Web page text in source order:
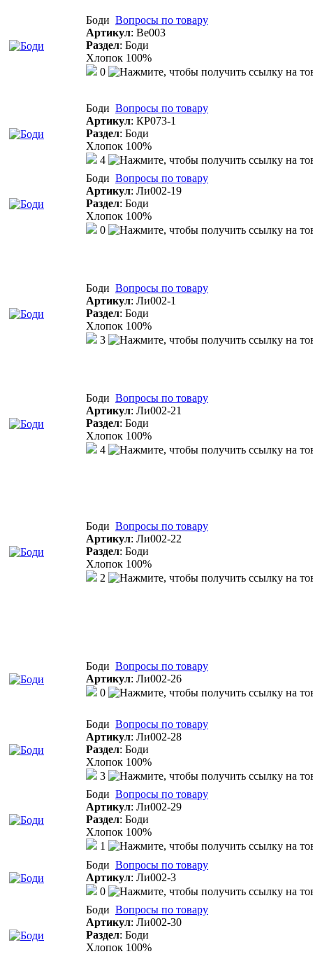
Боди Вопросы по товару
Артикул: Ве003
Раздел: Боди
Хлопок 100%
0
Боди Вопросы по товару
Артикул: КР073-1
Раздел: Боди
Хлопок 100%
4
Боди Вопросы по товару
Артикул: Ли002-19
Раздел: Боди
Хлопок 100%
0
Боди Вопросы по товару
Артикул: Ли002-1
Раздел: Боди
Хлопок 100%
3
Боди Вопросы по товару
Артикул: Ли002-21
Раздел: Боди
Хлопок 100%
4
Боди Вопросы по товару
Артикул: Ли002-22
Раздел: Боди
Хлопок 100%
2
Боди Вопросы по товару
Артикул: Ли002-26
0
Боди Вопросы по товару
Артикул: Ли002-28
Раздел: Боди
Хлопок 100%
3
Боди Вопросы по товару
Артикул: Ли002-29
Раздел: Боди
Хлопок 100%
1
Боди Вопросы по товару
Артикул: Ли002-3
0
Боди Вопросы по товару
Артикул: Ли002-30
Раздел: Боди
Хлопок 100%